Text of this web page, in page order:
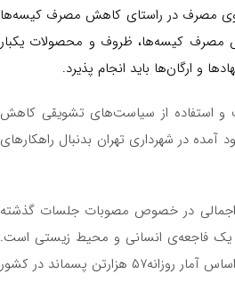
مصرف در راستای کاهش مصرف کیسه‌ها
مصرف کیسه‌ها، ظروف و محصولات یکبار
و ارگان‌ها باید انجام پذیرد.
و استفاده از سیاست‌های تشویقی کاهش
در شهرداری تهران بدنبال راهکارهای
اجمالی در خصوص مصوبات جلسات گذشته
یک فاجعه‌ی انسانی و محیط زیستی است.
مصرف جهانی کیسه‌ی پلاستیکی در مقیاس جهانی ۵۰۰ میلیارد کیسه است. بر اساس آمار روزانه۵۷ هزارتن پسماند در کشور